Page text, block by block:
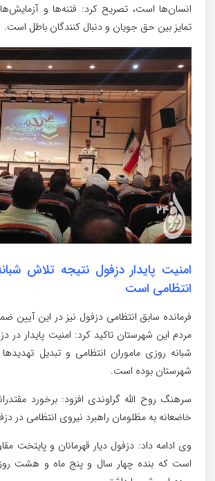
انسان‌ها است، تصریح کرد: فتنه‌ها و
تمایز بین حق جویان و دنبال کنندگان باطل است.
امنیت پایدار دزفول نتیجه تلاش
انتظامی است
فرمانده سابق انتظامی دزفول نیز در این آیین
مردم این شهرستان تاکید کرد: امنیت پایدار در
شبانه روزی ماموران انتظامی و تبدیل
شهرستان بوده است.
سرهنگ روح الله گراوندی افزود: برخورد
خاضعانه به مظلومان راهبرد نیروی انتظامی در
وی ادامه داد: دزفول دیار قهرمانان و پایتخت
است که بنده چهار سال و پنج ماه و هشت